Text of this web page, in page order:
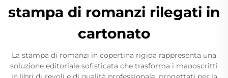
stampa di romanzi rilegati in
cartonato
La stampa di romanzi in copertina rigida rappresenta una
soluzione editoriale sofisticata che trasforma i manoscritti